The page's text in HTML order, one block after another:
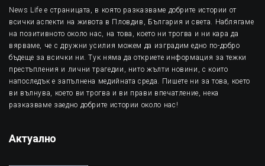
News Life е страницата, в която разказваме добрите истории от
всички аспекти на живота в Пловдив, България и света. Наблягаме
на позитивното около нас, на това, което ни трогва и ни кара да
вярваме, че с дружни усилия можем да изградим едно по-добро
бъдеще за всички ни. Тук няма да откриете информация за тежки
престъпления и лични трагедии, нито жълти новини, с които
напоследък е запълнена медийната среда. Пишете ни за това, което
ви вълнува, което ви трогва и ви прави впечатление, нека
разказваме заедно добрите истории около нас!
Актуално